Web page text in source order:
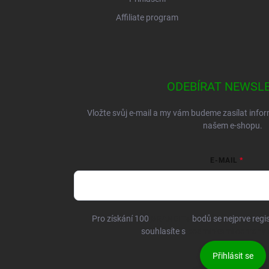
Affiliate program
ODEBÍRAT
Vložte svůj e-mail a my vám budeme zasílat
našem e-shopu.
E-MAIL
Pro získání 100 bodů se nejprve
souhlasíte s
Přihlásit se